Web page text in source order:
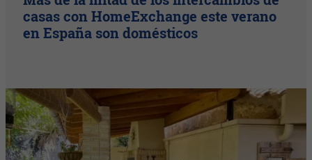
casas con HomeExchange este verano
en España son domésticos